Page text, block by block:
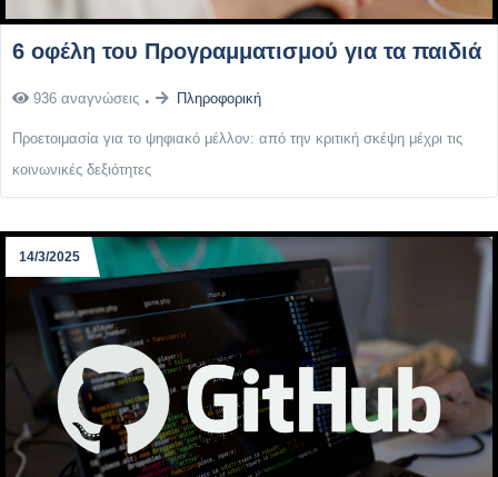
6 οφέλη του Προγραμματισμού για τα παιδιά
936 αναγνώσεις Πληροφορική
Προετοιμασία για το ψηφιακό μέλλον: από την κριτική σκέψη μέχρι τις
κοινωνικές δεξιότητες
14/3/2025